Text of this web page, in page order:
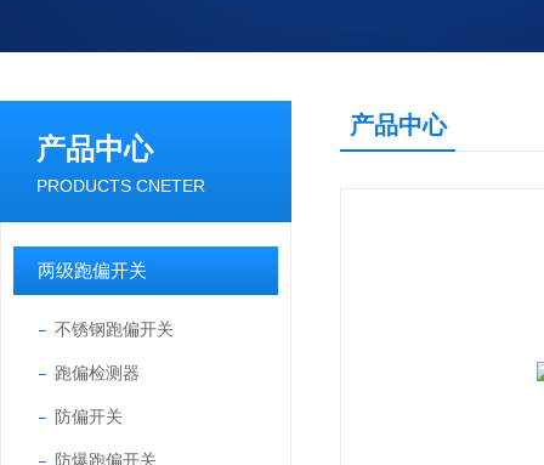
产品中心
PRODUCTS CNETER
两级跑偏开关
不锈钢跑偏开关
跑偏检测器
防偏开关
防爆跑偏开关
产品中心